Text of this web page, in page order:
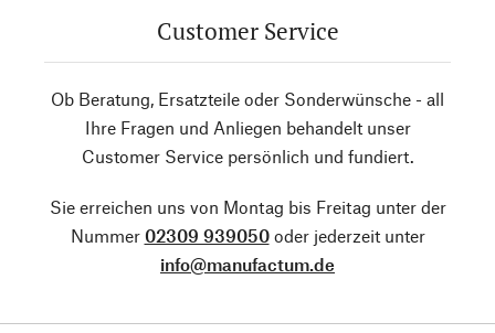
Customer Service
Ob Beratung, Ersatzteile oder Sonderwünsche - all
Ihre Fragen und Anliegen behandelt unser
Customer Service persönlich und fundiert.
Sie erreichen uns von Montag bis Freitag unter der
Nummer 02309 939050oder jederzeit unter
info@manufactum.de